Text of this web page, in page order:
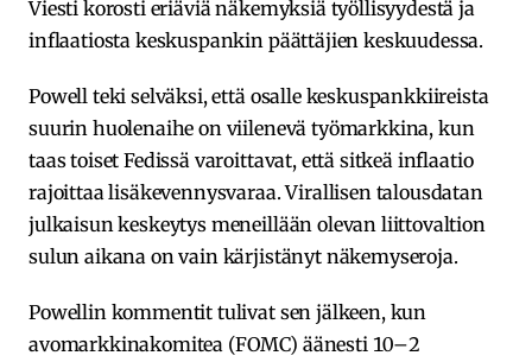
Viesti korosti eriäviä näkemyksiä työllisyydestä ja
inflaatiosta keskuspankin päättäjien keskuudessa.
Powell teki selväksi, että osalle keskuspankkiireista
suurin huolenaihe on viilenevä työmarkkina, kun
taas toiset Fedissä varoittavat, että sitkeä inflaatio
rajoittaa lisäkevennysvaraa. Virallisen talousdatan
julkaisun keskeytys meneillään olevan liittovaltion
sulun aikana on vain kärjistänyt näkemyseroja.
Powellin kommentit tulivat sen jälkeen, kun
avomarkkinakomitea (FOMC) äänesti 10–2